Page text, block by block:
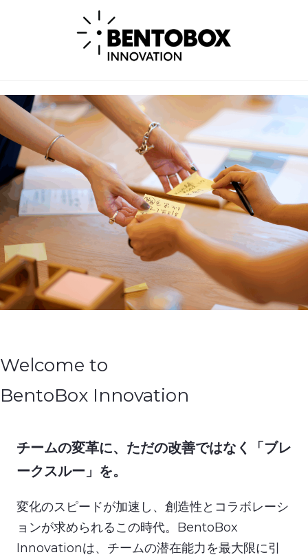
Welcome to
BentoBox Innovation
チームの変革に、ただの改善ではなく「ブレ
ークスルー」を。
変化のスピードが加速し、創造性とコラボレーシ
ョンが求められるこの時代。BentoBox
Innovationは、チームの潜在能力を最大限に引